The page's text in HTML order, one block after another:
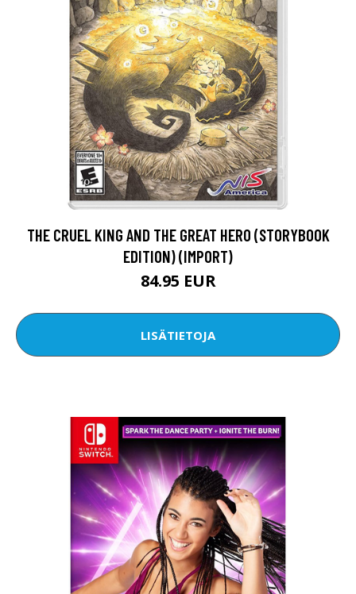
THE CRUEL KING AND THE GREAT HERO (STORYBOOK
EDITION) (IMPORT)
84.95 EUR
LISÄTIETOJA